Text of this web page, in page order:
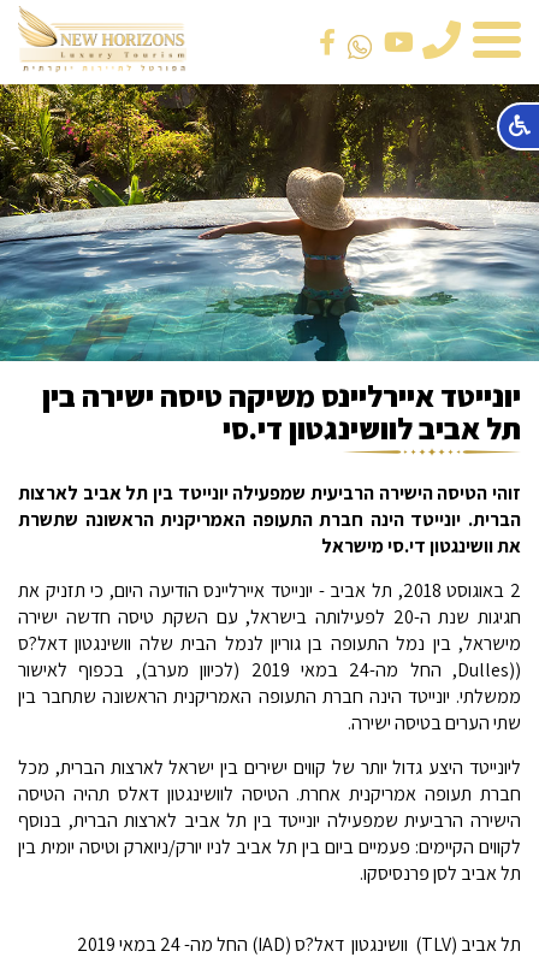
טלפון
יונייטד איירליינס משיקה טיסה ישירה בין
תל אביב לוושינגטון די.סי
זוהי הטיסה הישירה הרביעית שמפעילה יונייטד בין תל אביב לארצות
הברית. יונייטד הינה חברת התעופה האמריקנית הראשונה שתשרת
את וושינגטון די.סי מישראל
2 באוגוסט 2018, תל אביב - יונייטד איירליינס הודיעה היום, כי תזניק את
חגיגות שנת ה-20 לפעילותה בישראל, עם השקת טיסה חדשה ישירה
מישראל, בין נמל התעופה בן גוריון לנמל הבית שלה וושינגטון דאל?ס
((Dulles, החל מה-24 במאי 2019 (לכיוון מערב), בכפוף לאישור
ממשלתי. יונייטד הינה חברת התעופה האמריקנית הראשונה שתחבר בין
שתי הערים בטיסה ישירה.
ליונייטד היצע גדול יותר של קווים ישירים בין ישראל לארצות הברית, מכל
חברת תעופה אמריקנית אחרת. הטיסה לוושינגטון דאלס תהיה הטיסה
הישירה הרביעית שמפעילה יונייטד בין תל אביב לארצות הברית, בנוסף
לקווים הקיימים: פעמיים ביום בין תל אביב לניו יורק/ניוארק וטיסה יומית בין
תל אביב לסן פרנסיסקו.
תל אביב (TLV)  וושינגטון דאל?ס (IAD) החל מה- 24 במאי 2019